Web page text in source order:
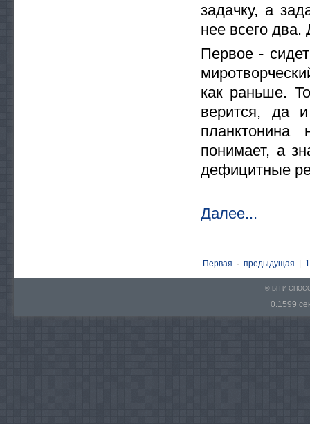
задачку, а
нее всего
Первое -
как раньше.
верится, да
понимает, а
дефицитные
Далее...
Первая · предыдущая 1
© БП И
0.1599